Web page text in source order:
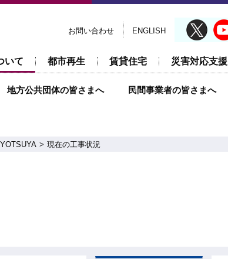
お問い合わせ ENGLISH
いて 都市再生 賃貸住宅 災害対応支援
地方公共団体の皆さまへ 民間事業者の皆さまへ
現在の工事状況